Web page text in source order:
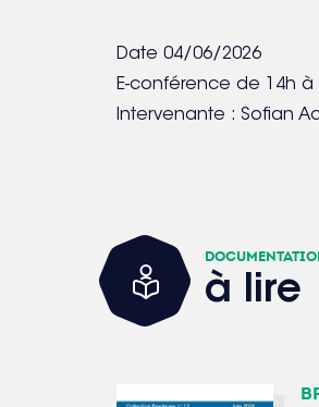
Date 04/06/2026
E-conférence de 14h à
Intervenante : Sofian
à lire